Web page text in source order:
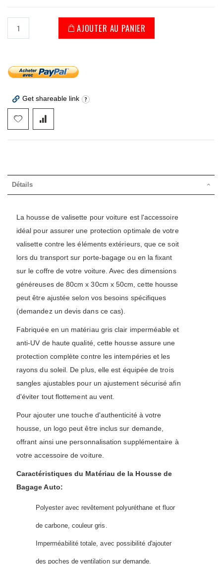
AJOUTER AU PANIER
Get shareable link
Détails
La housse de valisette pour voiture est l'accessoire
idéal pour assurer une protection optimale de votre
valisette contre les éléments extérieurs, que ce soit
lors du transport sur porte-bagage ou en la fixant
sur le coffre de votre voiture. Avec des dimensions
généreuses de 80cm x 30cm x 50cm, cette housse
peut être ajustée selon vos besoins spécifiques
(demandez un devis dans ce cas).
Fabriquée en un matériau gris clair imperméable et
anti-UV de haute qualité, cette housse assure une
protection complète contre les intempéries et les
rayons du soleil. De plus, elle est équipée de trois
sangles ajustables pour un ajustement sécurisé afin
d'éviter tout flottement au vent.
Pour ajouter une touche d'authenticité à votre
housse, un logo peut être inclus sur demande,
offrant ainsi une personnalisation supplémentaire à
votre accessoire de voiture.
Caractéristiques du Matériau de la Housse de
Bagage Auto:
Polyester avec revêtement polyuréthane et fluor
de carbone, couleur gris.
Imperméabilité totale, avec possibilité d'ajouter
des poches de ventilation sur demande.